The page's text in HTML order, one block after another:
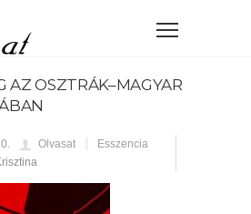
AZ OSZTRÁK–MAGYAR
Olvasat
Esszencia